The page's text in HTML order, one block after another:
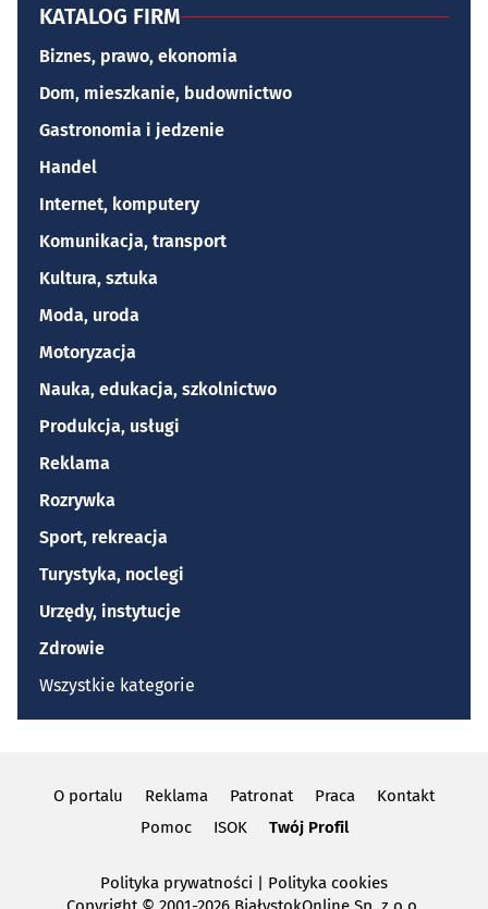
KATALOG FIRM
Biznes, prawo, ekonomia
Dom, mieszkanie, budownictwo
Gastronomia i jedzenie
Handel
Internet, komputery
Komunikacja, transport
Kultura, sztuka
Moda, uroda
Motoryzacja
Nauka, edukacja, szkolnictwo
Produkcja, usługi
Reklama
Rozrywka
Sport, rekreacja
Turystyka, noclegi
Urzędy, instytucje
Zdrowie
Wszystkie kategorie
O portalu Reklama Patronat Praca
Kontakt
Pomoc
ISOK Twój Profil
Polityka prywatności
Polityka cookies